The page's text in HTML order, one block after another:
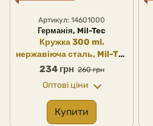
Артикул: 14601000
Германія, Mil-Tec
Кружка 300 ml.
нержавіюча сталь, Mil-Tec
(Німеччина)
234 грн 260 грн
Оптові ціни
Купити